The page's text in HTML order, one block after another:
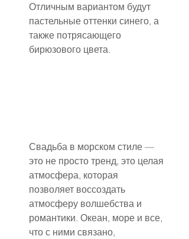
Отличным вариантом будут
пастельные оттенки синего, а
также потрясающего
бирюзового цвета.
Свадьба в морском стиле —
это не просто тренд, это целая
атмосфера, которая
позволяет воссоздать
атмосферу волшебства и
романтики. Океан, море и все,
что с ними связано,